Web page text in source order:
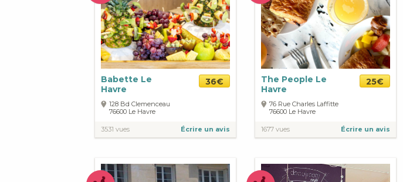
Babette Le
Havre
36€
128 Bd Clemenceau
76600 Le Havre
3531 vues Écrire un avis
The People Le
Havre
25€
76 Rue Charles Laffitte
76600 Le Havre
1677 vues Écrire un avis